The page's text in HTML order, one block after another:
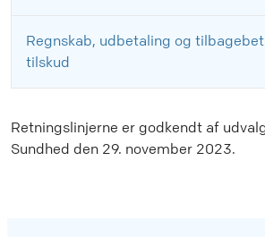
Regnskab, udbetaling og
tilskud
Retningslinjerne er godkendt af
Sundhed den 29. november 2023.